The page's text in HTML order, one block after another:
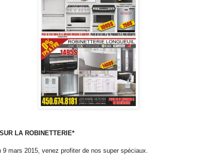
LA ROBINETTERIE*
9 mars 2015, venez profiter de nos super spéciaux.